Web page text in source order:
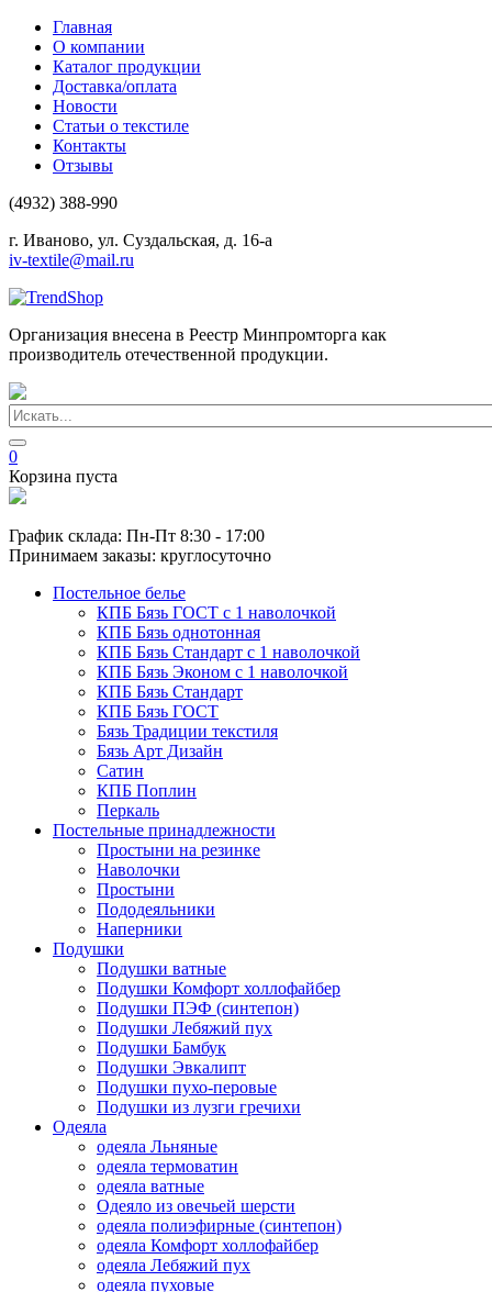
Главная
О компании
Каталог продукции
Доставка/оплата
Новости
Статьи о текстиле
Контакты
Отзывы
(4932) 388-990
г. Иваново, ул. Суздальская, д. 16-а
iv-textile@mail.ru
Организация внесена в Реестр Минпромторга как
производитель отечественной продукции.
0
Корзина пуста
График склада: Пн-Пт 8:30 - 17:00
Принимаем заказы: круглосуточно
Постельное белье
КПБ Бязь ГОСТ c 1 наволочкой
КПБ Бязь однотонная
КПБ Бязь Стандарт c 1 наволочкой
КПБ Бязь Эконом с 1 наволочкой
КПБ Бязь Стандарт
КПБ Бязь ГОСТ
Бязь Традиции текстиля
Бязь Арт Дизайн
Сатин
КПБ Поплин
Перкаль
Постельные принадлежности
Простыни на резинке
Наволочки
Простыни
Пододеяльники
Наперники
Подушки
Подушки ватные
Подушки Комфорт холлофайбер
Подушки ПЭФ (синтепон)
Подушки Лебяжий пух
Подушки Бамбук
Подушки Эвкалипт
Подушки пухо-перовые
Подушки из лузги гречихи
Одеяла
одеяла Льняные
одеяла термоватин
одеяла ватные
Одеяло из овечьей шерсти
одеяла полиэфирные (синтепон)
одеяла Комфорт холлофайбер
одеяла Лебяжий пух
одеяла пуховые